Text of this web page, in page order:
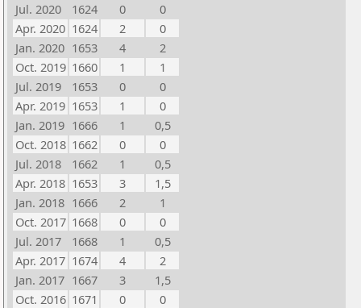
Jul. 2020
1624 0
0
Apr. 2020 1624 2
0
Jan. 2020 1653 4
2
Oct. 2019 1660 1
1
Jul. 2019
1653 0
0
Apr. 2019 1653 1
0
Jan. 2019 1666 1
0,5
Oct. 2018 1662 0
0
Jul. 2018
1662 1
0,5
Apr. 2018 1653 3
1,5
Jan. 2018 1666 2
1
Oct. 2017 1668 0
0
Jul. 2017
1668 1
0,5
Apr. 2017 1674 4
2
Jan. 2017 1667 3
1,5
Oct. 2016 1671 0
0